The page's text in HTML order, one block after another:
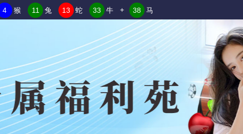
4 猴 11 兔 13 蛇 33 牛 + 38 马